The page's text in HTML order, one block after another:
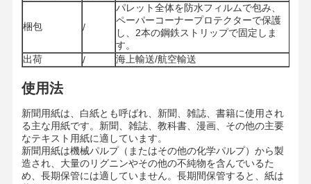
家 製品
て
梱包 /
パレット全体を防水フィルムで包み、
ペーパーコーナープロテクターで保護
し、2本の鋼鉄ストリップで固定しま
す。
出荷
/ 海上輸送/航空輸送
使用法
新聞用紙は、白紙とも呼ばれ、新聞、雑誌、書籍に使用され
る主な用紙です。新聞、雑誌、教科書、漫画、その他の主要
なテキスト用紙に適しています。
新聞用紙は機械パルプ（またはその他の化学パルプ）から製
造され、大量のリグニンやその他の不純物を含んでいるた
め、長期保管には適していません。長期間保管すると、紙は